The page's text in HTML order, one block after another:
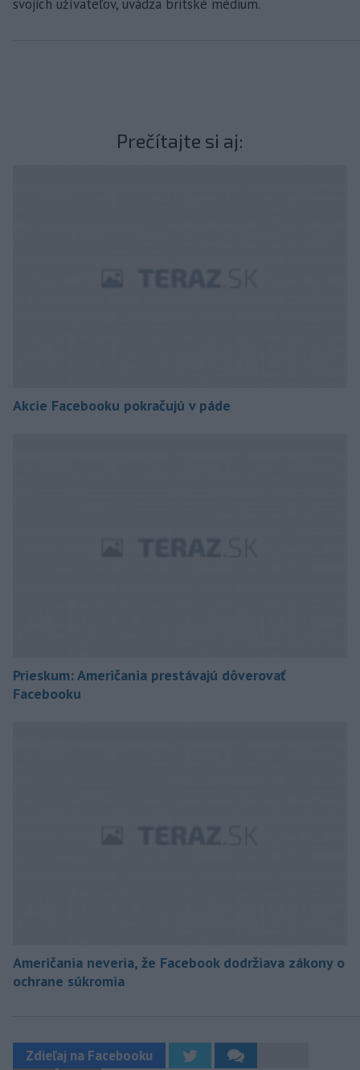
svojich užívateľov, uvádza britské médium.
Prečítajte si aj:
Akcie Facebooku pokračujú v páde
Prieskum: Američania prestávajú dôverovať
Facebooku
Američania neveria, že Facebook dodržiava zákony o
ochrane súkromia
Zdieľaj na Facebooku